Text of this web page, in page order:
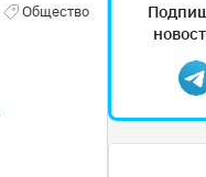
Общество